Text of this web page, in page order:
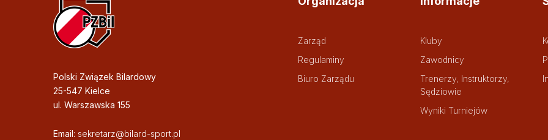
Polski Związek Bilardowy
25-547 Kielce
ul. Warszawska 155
Email: sekretarz@bilard-sport.pl
Zarząd
Regulaminy
Biuro Zarządu
Kluby
Zawodnicy
Trenerzy, Instruktorzy,
Sędziowie
Wyniki Turniejów